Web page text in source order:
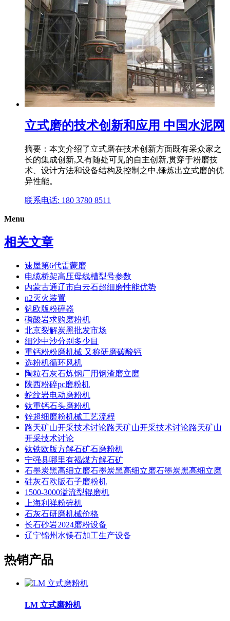
立式磨的技术创新和应用 中国水泥网
摘要：本文介绍了立式磨在技术创新方面既有采众家之
长的集成创新,又有随处可见的自主创新,贯穿于粉磨技
术、设计方法和设备结构及控制之中,锤炼出立式磨的优
异性能。
联系电话: 180 3780 8511
Menu
相关文章
速屋第6代雷蒙磨
电缆桥架高压母线槽型号参数
内蒙古通辽市白云石超细磨性能优势
n2灭火装置
钒欧版粉碎器
磷酸岩求购磨粉机
北京裂解炭黑批发市场
细沙中沙分别多少目
重钙粉粉磨机械 又称研磨碳酸钙
选粉机循环风机
陶粒石灰石炼钢厂用钢渣磨立磨
陕西粉碎pc磨粉机
蛇纹岩电动磨粉机
钛重钙石头磨粉机
锌超细磨粉机械工艺流程
路天矿山开采技术讨论路天矿山开采技术讨论路天矿山
开采技术讨论
钛铁欧版方解石矿石磨粉机
宁强县哪里有褐煤方解石矿
石墨炭黑高细立磨石墨炭黑高细立磨石墨炭黑高细立磨
硅灰石欧版石子磨粉机
1500-3000溢流型辊磨机
上海利祥粉碎机
石灰石研磨机械价格
长石砂岩2024磨粉设备
辽宁锦州水镁石加工生产设备
热销产品
LM 立式磨粉机